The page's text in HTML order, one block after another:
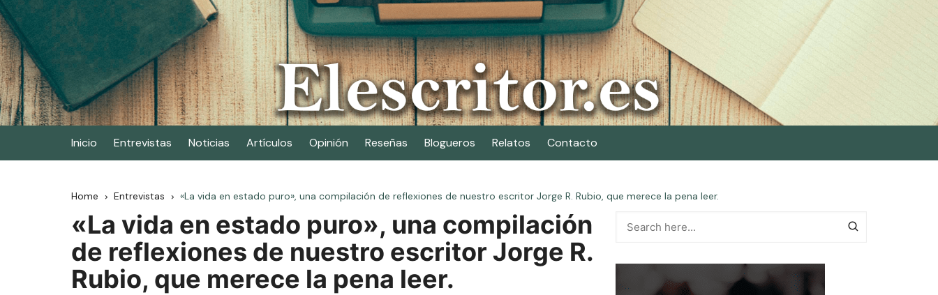
Skip
to
content
Elescritor.es
El periódico digital de los escritores
Inicio Entrevistas Noticias Artículos Opinión Reseñas Blogueros Relatos Contacto
Home Entrevistas «La vida en estado puro», una compilación de reflexiones de nuestro escritor Jorge R. Rubio, que merece la pena leer.
«La vida en estado puro», una compilación
de reflexiones de nuestro escritor Jorge R.
Rubio, que merece la pena leer.